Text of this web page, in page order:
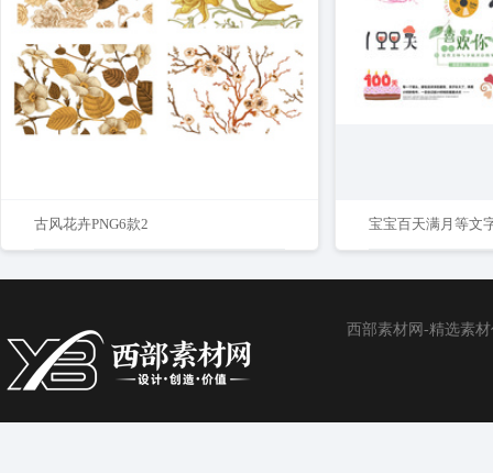
古风花卉PNG6款2 宝宝百天满月等文
西部素材网-精选素